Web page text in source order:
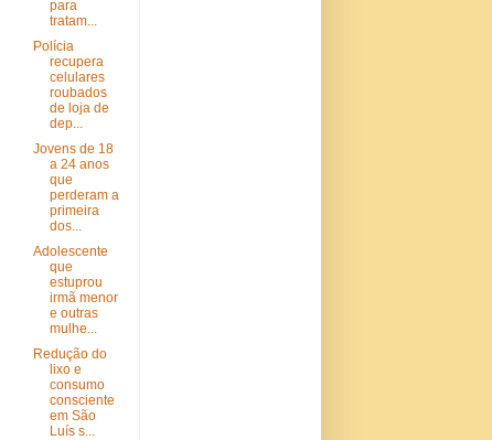
para
tratam...
Polícia
recupera
celulares
roubados
de loja de
dep...
Jovens de 18
a 24 anos
que
perderam a
primeira
dos...
Adolescente
que
estuprou
irmã menor
e outras
mulhe...
Redução do
lixo e
consumo
consciente
em São
Luís s...